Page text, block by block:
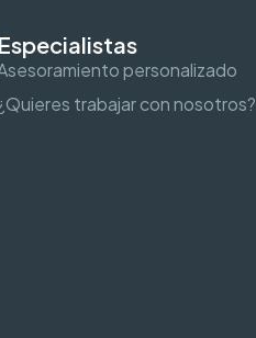
Especialistas
personalizado
trabajar con nosotros?